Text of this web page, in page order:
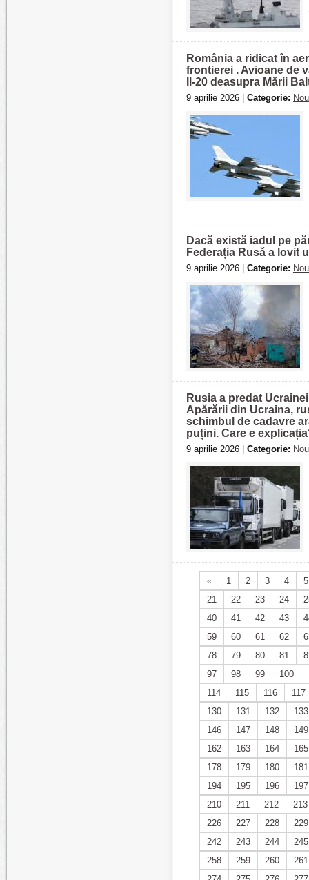
România a ridicat în
frontierei . Avioane de
Il-20 deasupra Mării
9 aprilie 2026 | Categorie:
Dacă există iadul pe
Federația Rusă a lovit
9 aprilie 2026 | Categorie:
Rusia a predat
Apărării din Ucraina,
schimbul de cadavre
puțini. Care e
9 aprilie 2026 | Categorie:
« 1 2 3 4
5
21
22 23 24
40
41 42 43
59
60 61 62
78
79 80 81
97
98 99 100
114
115 116
117
130
131 132
133
146
147 148
149
162
163 164
165
178
179 180
181
194
195 196
197
210
211 212
213
226
227 228
229
242
243 244
245
258
259 260
261